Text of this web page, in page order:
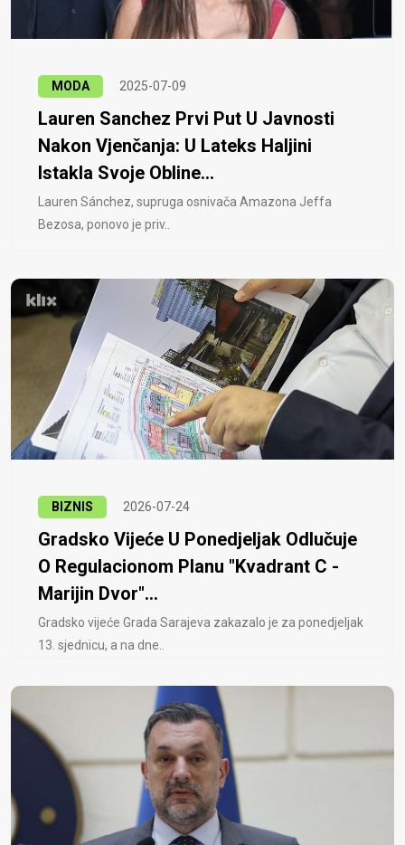
MODA 2025-07-09
Lauren Sanchez Prvi Put U Javnosti
Nakon Vjenčanja: U Lateks Haljini
Istakla Svoje Obline...
Lauren Sánchez, supruga osnivača Amazona Jeffa
Bezosa, ponovo je priv..
BIZNIS 2026-07-24
Gradsko Vijeće U Ponedjeljak Odlučuje
O Regulacionom Planu "Kvadrant C -
Marijin Dvor"...
Gradsko vijeće Grada Sarajeva zakazalo je za ponedjeljak
13. sjednicu, a na dne..